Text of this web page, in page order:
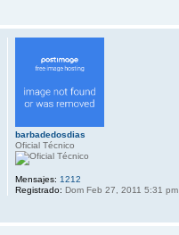
barbadedosdias
Oficial Técnico
Mensajes: 1212
Registrado: Dom Feb 27, 2011 5:31 pm